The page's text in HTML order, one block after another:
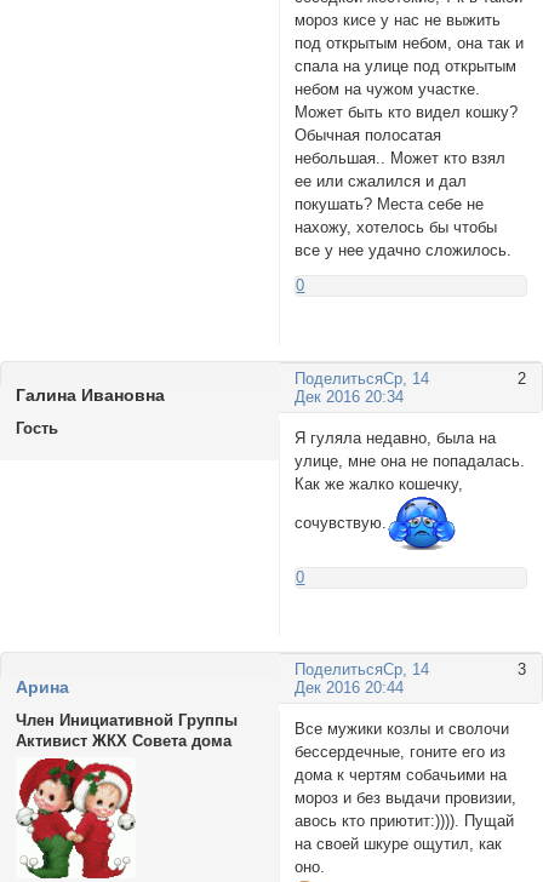
мороз кисе у нас не выжить
под открытым небом, она так и
спала на улице под открытым
небом на чужом участке.
Может быть кто видел кошку?
Обычная полосатая
небольшая.. Может кто взял
ее или сжалился и дал
покушать? Места себе не
нахожу, хотелось бы чтобы
все у нее удачно сложилось.
0
Поделиться 2
Ср, 14
Дек 2016 20:34
Галина Ивановна
Гость
Я гуляла недавно, была на
улице, мне она не попадалась.
Как же жалко кошечку,
сочувствую.
0
Поделиться 3
Ср, 14
Дек 2016 20:44
Аринa
Член Инициативной Группы
Активист ЖКХ Совета дома
Все мужики козлы и сволочи
бессердечные, гоните его из
дома к чертям собачьими на
мороз и без выдачи провизии,
авось кто приютит:)))). Пущай
на своей шкуре ощутил, как
оно.